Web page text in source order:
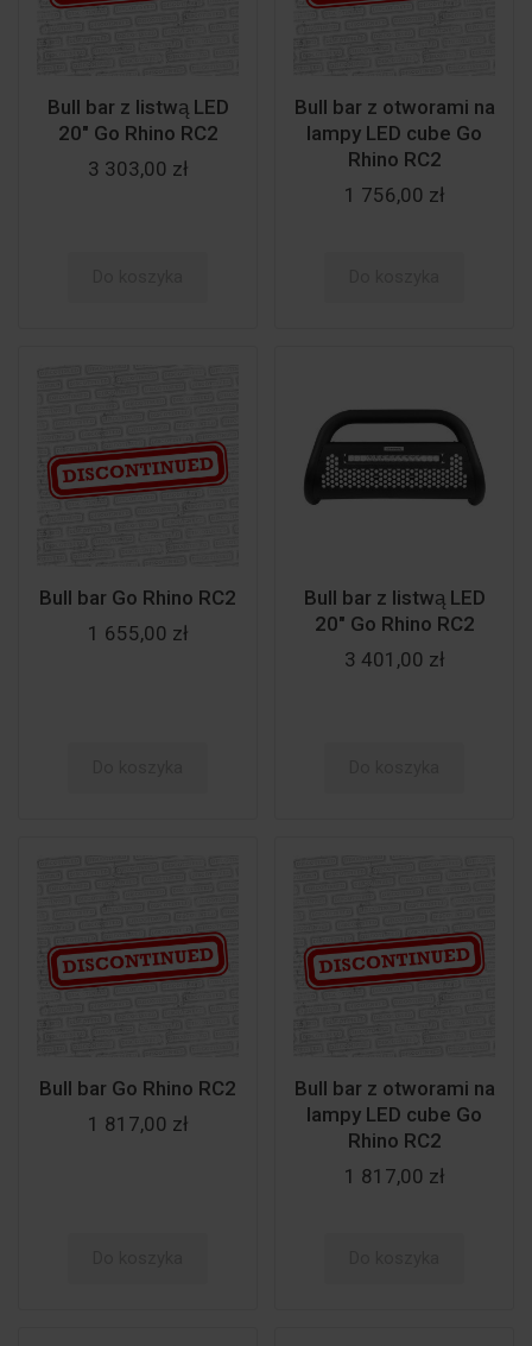
Bull bar z listwą LED
20" Go Rhino RC2
3 303,00 zł
Bull bar z otworami na
lampy LED cube Go
Rhino RC2
1 756,00 zł
Bull bar Go Rhino RC2
1 655,00 zł
Bull bar z listwą LED
20" Go Rhino RC2
3 401,00 zł
Bull bar Go Rhino RC2
1 817,00 zł
Bull bar z otworami na
lampy LED cube Go
Rhino RC2
1 817,00 zł